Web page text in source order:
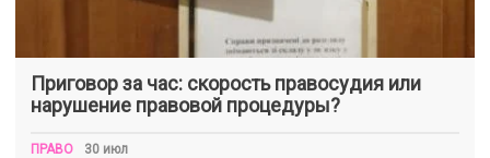
Приговор за час: скорость правосудия или
нарушение правовой процедуры?
ПРАВО 30 июл